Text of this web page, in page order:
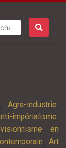
, Agro-industrie,
impérialisme,
en
,Art